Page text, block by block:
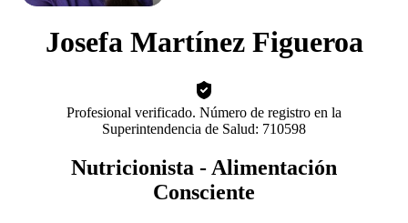
Josefa Martínez Figueroa
Profesional verificado. Número de registro en la
Superintendencia de Salud: 710598
Nutricionista - Alimentación
Consciente